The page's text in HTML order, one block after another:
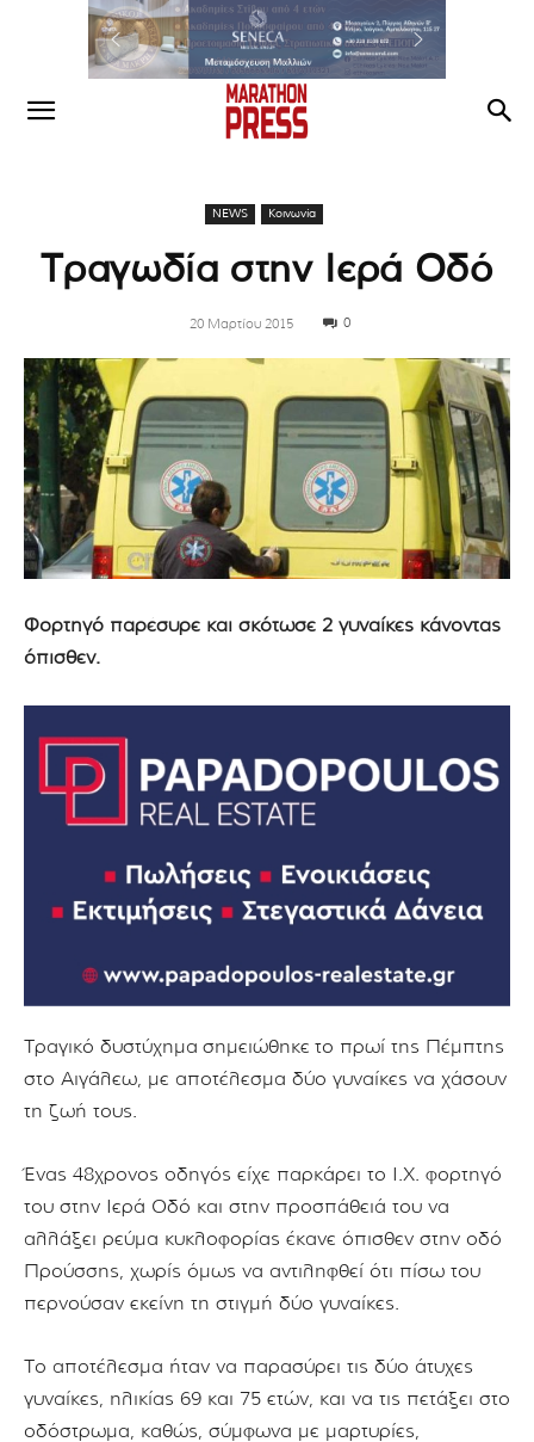
NEWS Κοινωνία
Τραγωδία στην Ιερά Οδό
20 Μαρτίου 2015 0
Φορτηγό παρέσυρε και σκότωσε 2 γυναίκες κάνοντας
όπισθεν.
Τραγικό δυστύχημα σημειώθηκε το πρωί της Πέμπτης
στο Αιγάλεω, με αποτέλεσμα δύο γυναίκες να χάσουν
τη ζωή τους.
Ένας 48χρονος οδηγός είχε παρκάρει το Ι.Χ. φορτηγό
του στην Ιερά Οδό και στην προσπάθειά του να
αλλάξει ρεύμα κυκλοφορίας έκανε όπισθεν στην οδό
Προύσσης, χωρίς όμως να αντιληφθεί ότι πίσω του
περνούσαν εκείνη τη στιγμή δύο γυναίκες.
Το αποτέλεσμα ήταν να παρασύρει τις δύο άτυχες
γυναίκες, ηλικίας 69 και 75 ετών, και να τις πετάξει στο
οδόστρωμα, καθώς, σύμφωνα με μαρτυρίες,